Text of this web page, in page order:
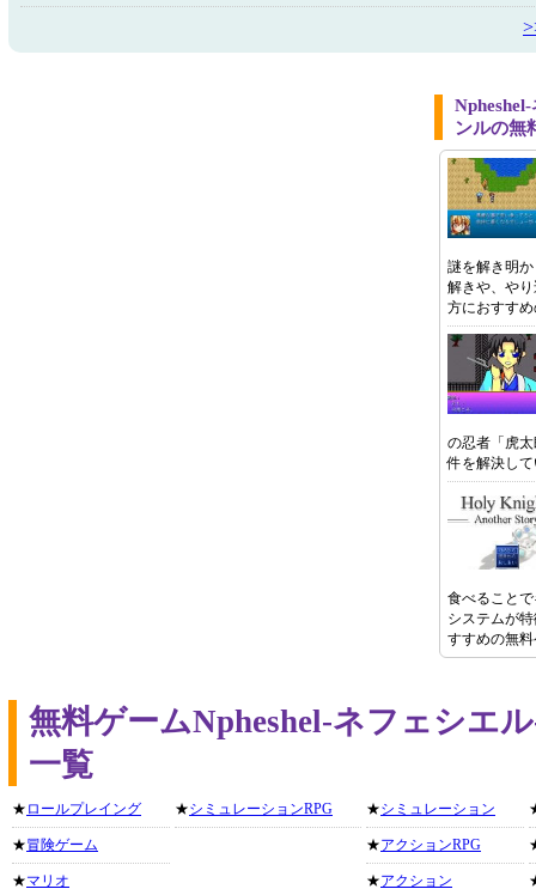
ンルの無
謎を解き明
解きや、や
方におすす
の忍者「虎
件を解決し
食べること
システムが
すすめの無
無料ゲームNpheshel-ネフェシエ
一覧
★ ロールプレイング
★冒険ゲーム
★マリオ
★シミュレーションRPG ★シミュレーション
★アクションRPG
★アクション